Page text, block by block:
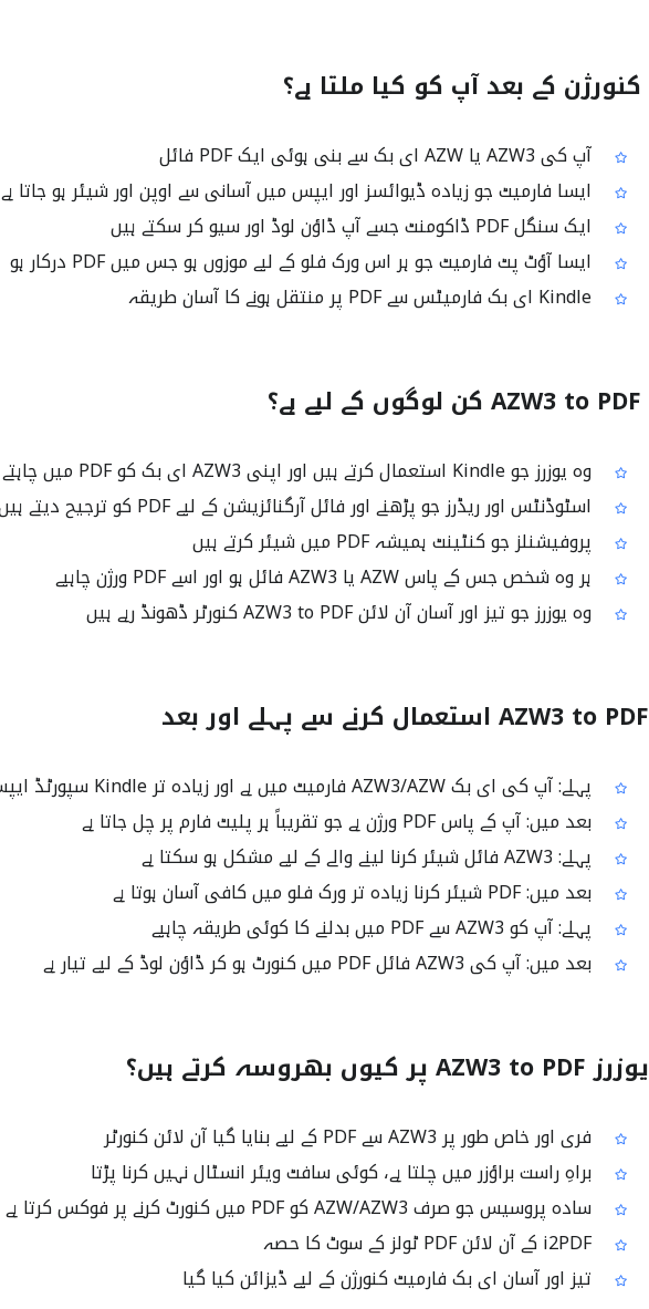
کنورژن کے بعد آپ کو کیا ملتا ہے؟
آپ کی AZW3 یا AZW ای بک سے بنی ہوئی ایک PDF فائل
ایسا فارمیٹ جو زیادہ ڈیوائسز اور ایپس میں آسانی سے اوپن اور شیئر ہو جاتا ہے
ایک سنگل PDF ڈاکومنٹ جسے آپ ڈاؤن لوڈ اور سیو کر سکتے ہیں
ایسا آؤٹ پٹ فارمیٹ جو ہر اس ورک فلو کے لیے موزوں ہو جس میں PDF درکار ہو
Kindle ای بک فارمیٹس سے PDF پر منتقل ہونے کا آسان طریقہ
AZW3 to PDF کن لوگوں کے لیے ہے؟
وہ یوزرز جو Kindle استعمال کرتے ہیں اور اپنی AZW3 ای بک کو PDF میں چاہتے ہیں
اسٹوڈنٹس اور ریڈرز جو پڑھنے اور فائل آرگنائزیشن کے لیے PDF کو ترجیح دیتے ہیں
پروفیشنلز جو کنٹینٹ ہمیشہ PDF میں شیئر کرتے ہیں
ہر وہ شخص جس کے پاس AZW یا AZW3 فائل ہو اور اسے PDF ورژن چاہیے
وہ یوزرز جو تیز اور آسان آن لائن AZW3 to PDF کنورٹر ڈھونڈ رہے ہیں
AZW3 to PDF استعمال کرنے سے پہلے اور بعد
پہلے: آپ کی ای بک AZW3/AZW فارمیٹ میں ہے اور زیادہ تر Kindle سپورٹڈ ایپس تک محدود ہے
بعد میں: آپ کے پاس PDF ورژن ہے جو تقریباً ہر پلیٹ فارم پر چل جاتا ہے
پہلے: AZW3 فائل شیئر کرنا لینے والے کے لیے مشکل ہو سکتا ہے
بعد میں: PDF شیئر کرنا زیادہ تر ورک فلو میں کافی آسان ہوتا ہے
پہلے: آپ کو AZW3 سے PDF میں بدلنے کا کوئی طریقہ چاہیے
بعد میں: آپ کی AZW3 فائل PDF میں کنورٹ ہو کر ڈاؤن لوڈ کے لیے تیار ہے
یوزرز AZW3 to PDF پر کیوں بھروسہ کرتے ہیں؟
فری اور خاص طور پر AZW3 سے PDF کے لیے بنایا گیا آن لائن کنورٹر
براہِ راست براؤزر میں چلتا ہے، کوئی سافٹ ویئر انسٹال نہیں کرنا پڑتا
سادہ پروسیس جو صرف AZW/AZW3 کو PDF میں کنورٹ کرنے پر فوکس کرتا ہے
i2PDF کے آن لائن PDF ٹولز کے سوٹ کا حصہ
تیز اور آسان ای بک فارمیٹ کنورژن کے لیے ڈیزائن کیا گیا